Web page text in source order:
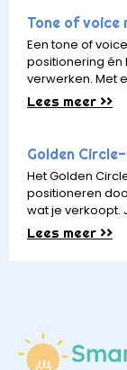
Tone of voice
Een tone of
positionering én
verwerken. Met
Lees meer >>
Golden
Het Golden
positioneren
wat je verkoopt.
Lees meer >>